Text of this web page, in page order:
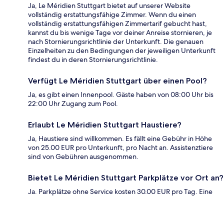
Ja, Le Méridien Stuttgart bietet auf unserer Website
vollständig erstattungsfähige Zimmer. Wenn du einen
vollständig erstattungsfähigen Zimmertarif gebucht hast,
kannst du bis wenige Tage vor deiner Anreise stornieren, je
nach Stornierungsrichtlinie der Unterkunft. Die genauen
Einzelheiten zu den Bedingungen der jeweiligen Unterkunft
findest du in deren Stornierungsrichtlinie.
Verfügt Le Méridien Stuttgart über einen Pool?
Ja, es gibt einen Innenpool. Gäste haben von 08:00 Uhr bis
22:00 Uhr Zugang zum Pool.
Erlaubt Le Méridien Stuttgart Haustiere?
Ja, Haustiere sind willkommen. Es fällt eine Gebühr in Höhe
von 25.00 EUR pro Unterkunft, pro Nacht an. Assistenztiere
sind von Gebühren ausgenommen.
Bietet Le Méridien Stuttgart Parkplätze vor Ort an?
Ja. Parkplätze ohne Service kosten 30.00 EUR pro Tag. Eine